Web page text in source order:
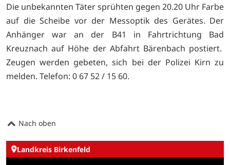
Die unbekannten Täter sprühten gegen 20.20 Uhr Farbe
auf die Scheibe vor der Messoptik des Gerätes. Der
Anhänger war an der B41 in Fahrtrichtung Bad
Kreuznach auf Höhe der Abfahrt Bärenbach postiert.
Zeugen werden gebeten, sich bei der Polizei Kirn zu
melden. Telefon: 0 67 52 / 15 60.
Nach oben
Landkreis Birkenfeld